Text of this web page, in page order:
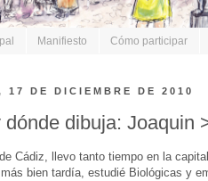
Manifiesto Cómo participar
17 DE DICIEMBRE DE 2010
dónde dibuja: Joaquin
Cádiz, llevo tanto tiempo en la
bien tardía, estudié Biológicas y